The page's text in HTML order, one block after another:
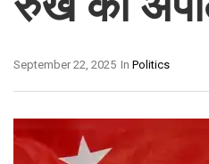
In Politics
September 22, 2025